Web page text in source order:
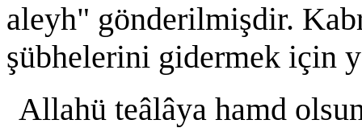
aleyh" gönderilmişdir.
şübhelerini gidermek için
Allahü teâlâya hamd